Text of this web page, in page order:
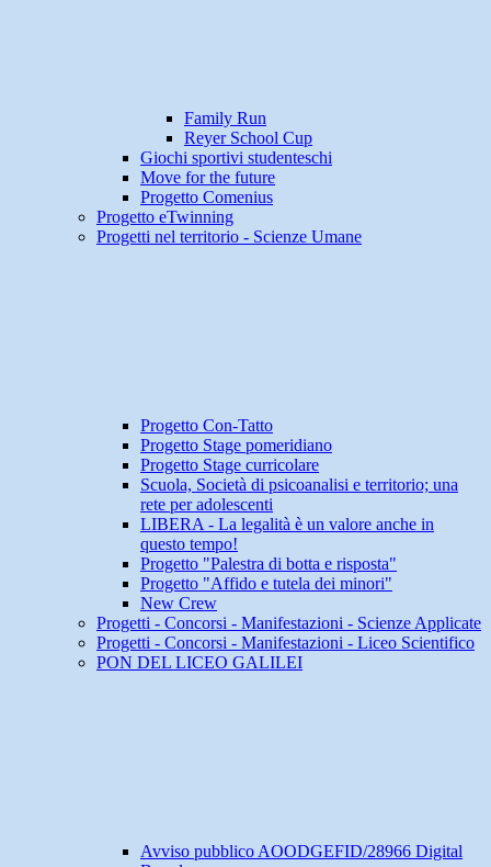
Family Run
Reyer School Cup
Giochi sportivi studenteschi
Move for the future
Progetto Comenius
Progetto eTwinning
Progetti nel territorio - Scienze Umane
Progetto Con-Tatto
Progetto Stage pomeridiano
Progetto Stage curricolare
Scuola, Società di psicoanalisi e territorio; una
rete per adolescenti
LIBERA - La legalità è un valore anche in
questo tempo!
Progetto "Palestra di botta e risposta"
Progetto "Affido e tutela dei minori"
New Crew
Progetti - Concorsi - Manifestazioni - Scienze Applicate
Progetti - Concorsi - Manifestazioni - Liceo Scientifico
PON DEL LICEO GALILEI
Avviso pubblico AOODGEFID/28966 Digital